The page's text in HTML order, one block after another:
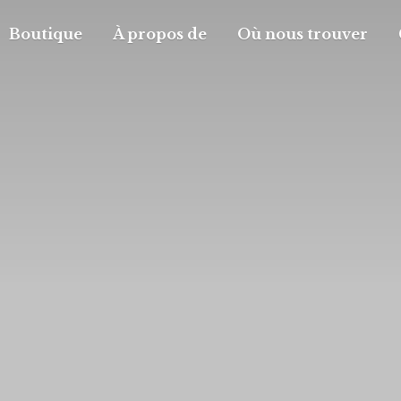
Boutique À propos de Où nous trouver